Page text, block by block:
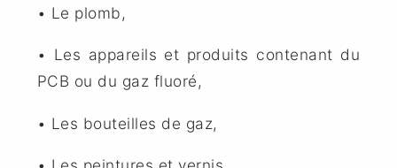
• Le plomb,
• Les appareils et produits contenant du
PCB ou du gaz fluoré,
• Les bouteilles de gaz,